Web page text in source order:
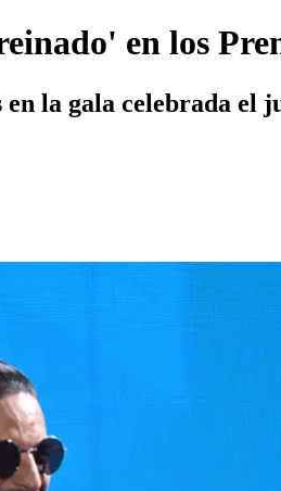
en los
la gala celebrada el